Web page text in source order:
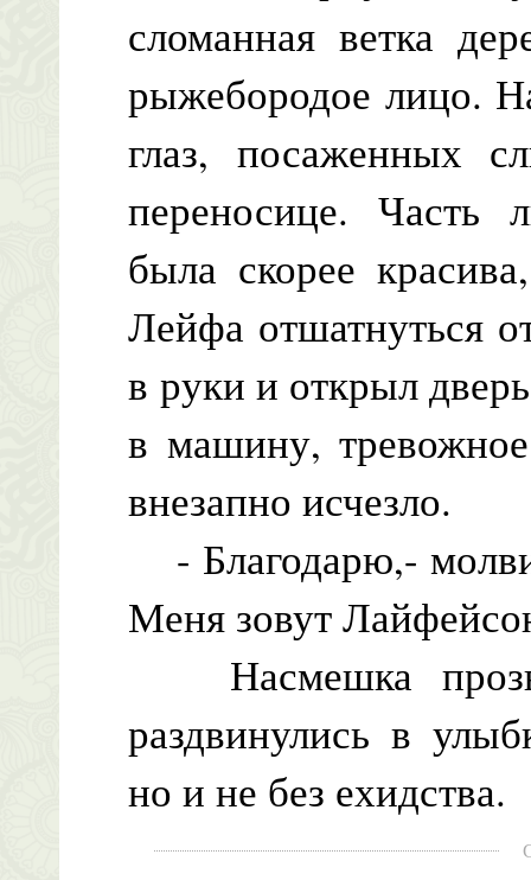
сломанная ветка
рыжебородое лицо.
глаз, посаженных
переносице. Часть
была скорее
Лейфа отшатнуться
в руки и открыл
в машину,
внезапно исчезло.
- Благодарю,-
Меня зовут
Насмешка
раздвинулись в
но и не без ехидства.